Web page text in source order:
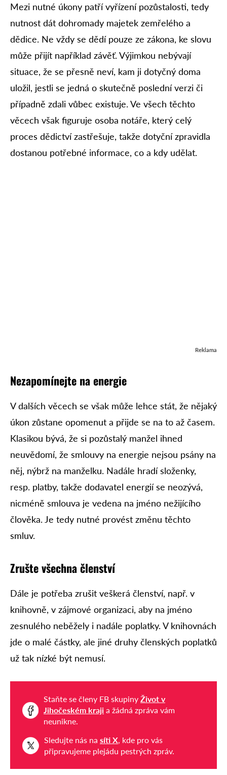
Mezi nutné úkony patří vyřízení pozůstalosti, tedy
nutnost dát dohromady majetek zemřelého a
dědice. Ne vždy se dědí pouze ze zákona, ke slovu
může přijít například závěť. Výjimkou nebývají
situace, že se přesně neví, kam ji dotyčný doma
uložil, jestli se jedná o skutečně poslední verzi či
případně zdali vůbec existuje. Ve všech těchto
věcech však figuruje osoba notáře, který celý
proces dědictví zastřešuje, takže dotyční zpravidla
dostanou potřebné informace, co a kdy udělat.
Reklama
Nezapomínejte na energie
V dalších věcech se však může lehce stát, že nějaký
úkon zůstane opomenut a přijde se na to až časem.
Klasikou bývá, že si pozůstalý manžel ihned
neuvědomí, že smlouvy na energie nejsou psány na
něj, nýbrž na manželku. Nadále hradí složenky,
resp. platby, takže dodavatel energií se neozývá,
nicméně smlouva je vedena na jméno nežijícího
člověka. Je tedy nutné provést změnu těchto
smluv.
Zrušte všechna členství
Dále je potřeba zrušit veškerá členství, např. v
knihovně, v zájmové organizaci, aby na jméno
zesnulého neběžely i nadále poplatky. V knihovnách
jde o malé částky, ale jiné druhy členských poplatků
už tak nízké být nemusí.
Staňte se členy FB skupiny Život v
Jihočeském kraji a žádná zpráva vám
neunikne.
Sledujte nás na síti X, kde pro vás
připravujeme plejádu pestrých zpráv.